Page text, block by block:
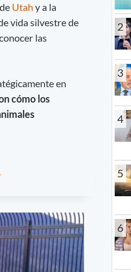
Utah y a la
vida silvestre de
las
en
cómo los
2
3
4
5
6